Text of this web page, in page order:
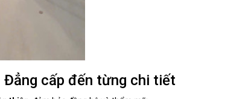
cấp đến từng chi tiết